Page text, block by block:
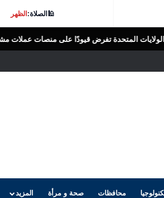
🕌الصلاة:الظهر
قيودًا على منصات عملات مشفرة بدعوى دعم جهات
محافظات صحة و مرأة المزيد